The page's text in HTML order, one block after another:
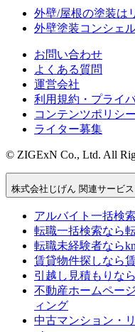
外壁/屋根の塗装は
外壁塗装コンシェ
お問い合わせ
よくある質問
運営会社
利用規約・プライ
コンテンツポリシー
ライター募集
© ZIGExN Co., Ltd. All
株式会社じげん 関連サービス
アルバイト一括検
転職一括検索なら
転職未経験者なら
賃貸物件探しなら
引越し見積もりなら
不動産ホームペー
ィング
中古マンション・